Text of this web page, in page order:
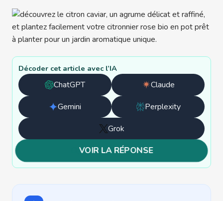
Décoder cet article avec l’IA
ChatGPT
Ouvrir
avec
Claude
Ouvrir
avec
Claude
Gemini
Ouvrir
Perplexity
Ouvrir
Grok
Ouvrir
avec
VOIR LA RÉPONSE